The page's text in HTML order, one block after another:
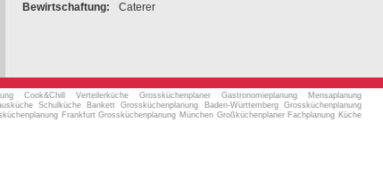
Bewirtschaftung:
Caterer
Cook&Chill Verteilerküche Grossküchenplaner Gastronomieplanung Mensaplanung
Schulküche Bankett Grossküchenplanung Baden-Württemberg Grossküchenplanung
Frankfurt Grossküchenplanung München Großküchenplaner Fachplanung Küche